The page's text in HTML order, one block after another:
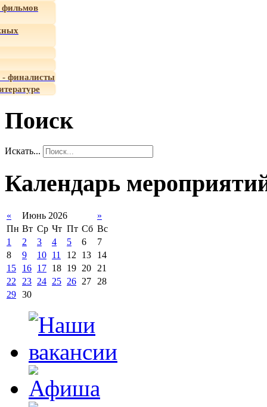
- финалисты
Поиск
Искать...
Календарь
« Июнь 2026
»
Пн Вт Ср Чт Пт Сб Вс
1
2 3 4 5 6
7
8
9 10 11 12 13
14
15
16 17 18 19 20
21
22
23 24 25 26 27
28
29 30